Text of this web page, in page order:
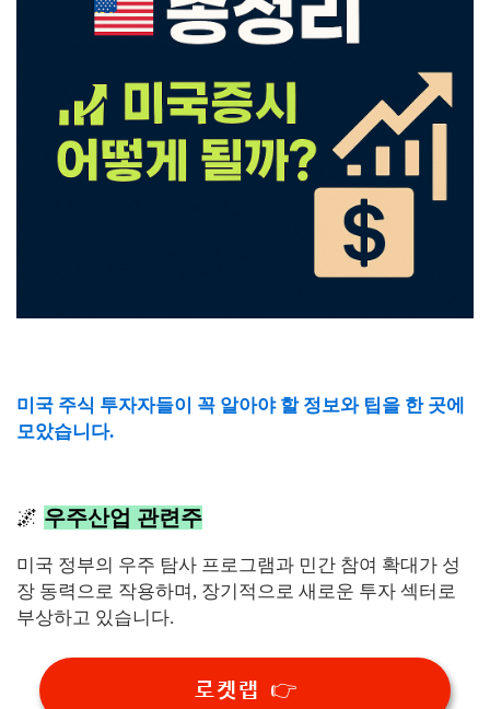
미국 주식 투자자들이 꼭 알아야 할 정보와 팁을 한 곳에
모았습니다.
🌌 우주산업 관련주
미국 정부의 우주 탐사 프로그램과 민간 참여 확대가 성
장 동력으로 작용하며, 장기적으로 새로운 투자 섹터로
부상하고 있습니다.
로켓랩 👉